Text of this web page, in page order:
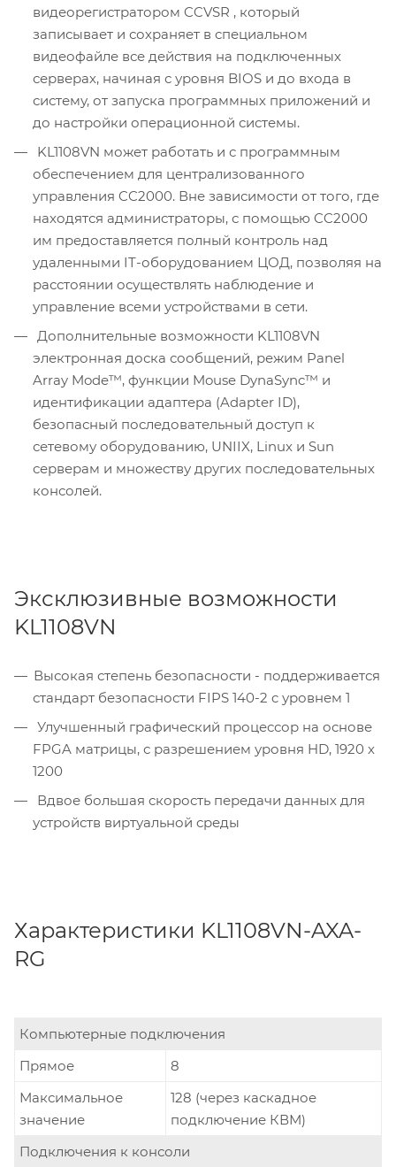
видеорегистратором CCVSR , который
записывает и сохраняет в специальном
видеофайле все действия на подключенных
серверах, начиная с уровня BIOS и до входа в
систему, от запуска программных приложений и
до настройки операционной системы.
KL1108VN может работать и с программным
обеспечением для централизованного
управления CC2000. Вне зависимости от того, где
находятся администраторы, с помощью CC2000
им предоставляется полный контроль над
удаленными IT-оборудованием ЦОД, позволяя на
расстоянии осуществлять наблюдение и
управление всеми устройствами в сети.
Дополнительные возможности KL1108VN
электронная доска сообщений, режим Panel
Array Mode™, функции Mouse DynaSync™ и
идентификации адаптера (Adapter ID),
безопасный последовательный доступ к
сетевому оборудованию, UNIIX, Linux и Sun
серверам и множеству других последовательных
консолей.
Эксклюзивные возможности
KL1108VN
Высокая степень безопасности - поддерживается
стандарт безопасности FIPS 140-2 c уровнем 1
Улучшенный графический процессор на основе
FPGA матрицы, с разрешением уровня HD, 1920 х
1200
Вдвое большая скорость передачи данных для
устройств виртуальной среды
Характеристики KL1108VN-AXA-
RG
Компьютерные подключения
Прямое
8
Максимальное
значение
128 (через каскадное
подключение КВМ)
Подключения к консоли